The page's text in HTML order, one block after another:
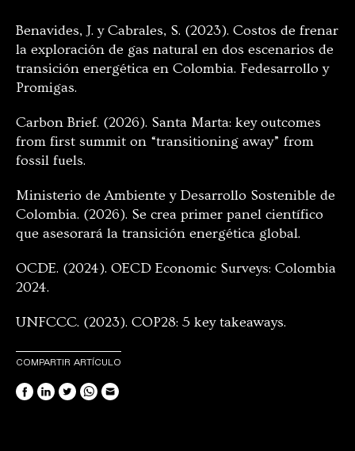
Benavides, J. y Cabrales, S. (2023). Costos de frenar
la exploración de gas natural en dos escenarios de
transición energética en Colombia. Fedesarrollo y
Promigas.
Carbon Brief. (2026). Santa Marta: key outcomes
from first summit on “transitioning away” from
fossil fuels.
Ministerio de Ambiente y Desarrollo Sostenible de
Colombia. (2026). Se crea primer panel científico
que asesorará la transición energética global.
OCDE. (2024). OECD Economic Surveys: Colombia
2024.
UNFCCC. (2023). COP28: 5 key takeaways.
COMPARTIR ARTÍCULO